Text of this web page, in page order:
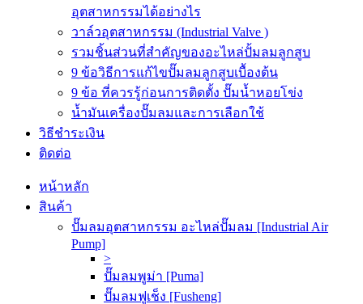
อุตสาหกรรมได้อย่างไร
วาล์วอุตสาหกรรม (Industrial Valve )
รวมชิ้นส่วนที่สำคัญของอะไหล่ปั้มลมลูกสูบ
9 ข้อวิธีการแก้ไขปั๊มลมลูกสูบเบื้องต้น
9 ข้อ ที่ควรรู้ก่อนการติดตั้ง ปั๊มน้ำหอยโข่ง
น้ำมันเครื่องปั๊มลมและการเลือกใช้
วิธีชำระเงิน
ติดต่อ
หน้าหลัก
สินค้า
ปั๊มลมอุตสาหกรรม อะไหล่ปั๊มลม [Industrial Air
Pump]
>
ปั๊มลมพูม่า [Puma]
ปั๊มลมฟูเช็ง [Fusheng]